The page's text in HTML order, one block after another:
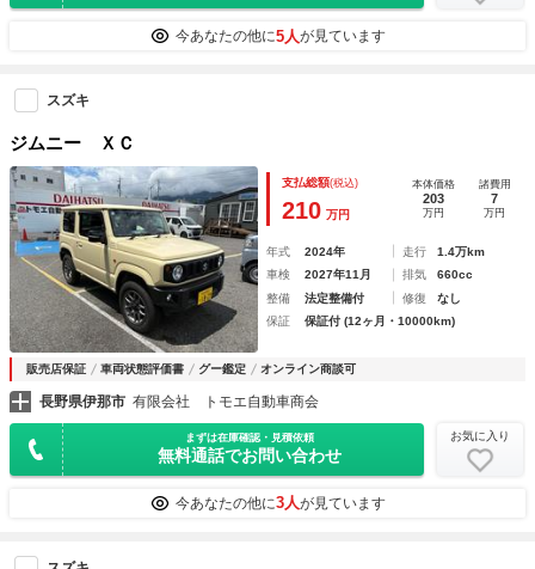
今あなたの他に5人が見ています
スズキ
ジムニー ＸＣ
支払総額(税込)
210 万円
本体価格
203
万円
諸費用
7
万円
年式 2024年 走行
1.4万km
車検
2027年11月 排気
660cc
整備
法定整備付 修復
なし
保証
保証付 (12ヶ月・10000km)
販売店保証 車両状態評価書 グー鑑定 オンライン商談可
長野県伊那市 有限会社 トモエ自動車商会
まずは在庫確認・見積依頼
無料通話でお問い合わせ
お気に入り
今あなたの他に3人が見ています